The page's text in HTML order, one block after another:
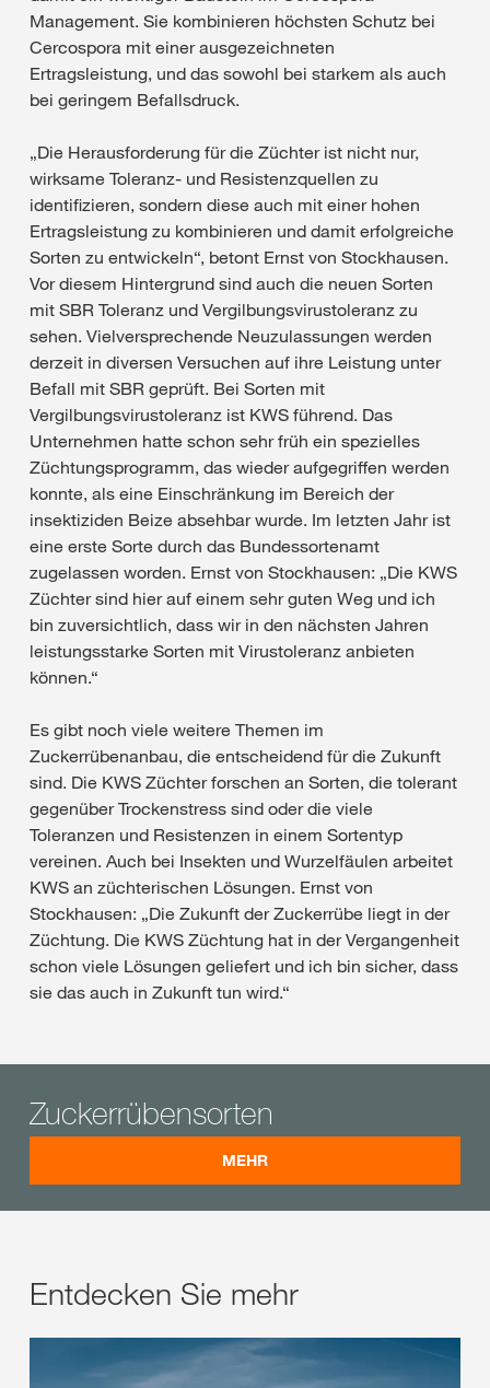
Management. Sie kombinieren höchsten Schutz bei
Cercospora mit einer ausgezeichneten
Ertragsleistung, und das sowohl bei starkem als auch
bei geringem Befallsdruck.
„Die Herausforderung für die Züchter ist nicht nur,
wirksame Toleranz- und Resistenzquellen zu
identifizieren, sondern diese auch mit einer hohen
Ertragsleistung zu kombinieren und damit erfolgreiche
Sorten zu entwickeln“, betont Ernst von Stockhausen.
Vor diesem Hintergrund sind auch die neuen Sorten
mit SBR Toleranz und Vergilbungsvirustoleranz zu
sehen. Vielversprechende Neuzulassungen werden
derzeit in diversen Versuchen auf ihre Leistung unter
Befall mit SBR geprüft. Bei Sorten mit
Vergilbungsvirustoleranz ist KWS führend. Das
Unternehmen hatte schon sehr früh ein spezielles
Züchtungsprogramm, das wieder aufgegriffen werden
konnte, als eine Einschränkung im Bereich der
insektiziden Beize absehbar wurde. Im letzten Jahr ist
eine erste Sorte durch das Bundessortenamt
zugelassen worden. Ernst von Stockhausen: „Die KWS
Züchter sind hier auf einem sehr guten Weg und ich
bin zuversichtlich, dass wir in den nächsten Jahren
leistungsstarke Sorten mit Virustoleranz anbieten
können.“
Es gibt noch viele weitere Themen im
Zuckerrübenanbau, die entscheidend für die Zukunft
sind. Die KWS Züchter forschen an Sorten, die tolerant
gegenüber Trockenstress sind oder die viele
Toleranzen und Resistenzen in einem Sortentyp
vereinen. Auch bei Insekten und Wurzelfäulen arbeitet
KWS an züchterischen Lösungen. Ernst von
Stockhausen: „Die Zukunft der Zuckerrübe liegt in der
Züchtung. Die KWS Züchtung hat in der Vergangenheit
schon viele Lösungen geliefert und ich bin sicher, dass
sie das auch in Zukunft tun wird.“
Zuckerrübensorten
MEHR
Entdecken Sie mehr